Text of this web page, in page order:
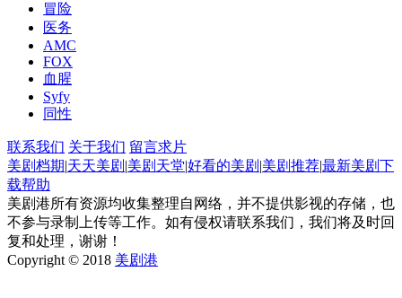
冒险
医务
AMC
FOX
血腥
Syfy
同性
联系我们 关于我们 留言求片
美剧档期|天天美剧 |美剧天堂|好看的美剧 |美剧推荐|最新美剧下
载帮助
美剧港所有资源均收集整理自网络，并不提供影视的存储，也
不参与录制上传等工作。如有侵权请联系我们，我们将及时回
复和处理，谢谢！
Copyright © 2018 美剧港